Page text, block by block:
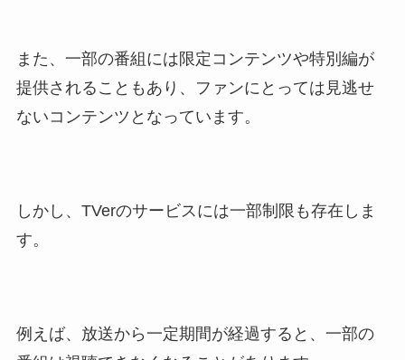
また、一部の番組には限定コンテンツや特別編が
提供されることもあり、ファンにとっては見逃せ
ないコンテンツとなっています。
しかし、TVerのサービスには一部制限も存在しま
す。
例えば、放送から一定期間が経過すると、一部の